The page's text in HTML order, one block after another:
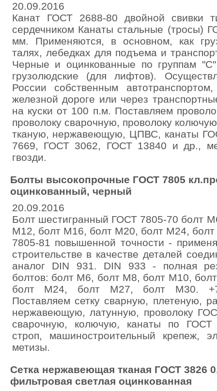
20.09.2016
Канат ГОСТ 2688-80 двойной свивки
сердечником Канаты стальные (тросы)
мм. Применяются, в основном, как
талях, лебедках для подъема и
Черные и оцинкованные по группам
грузолюдские (для лифтов).
России собственным
железной дороге или через
на куски от 100 п.м. Поставляем
проволоку сварочную, проволоку
тканую, нержавеющую, ЦПВС, канаты
7669, ГОСТ 3062, ГОСТ 13840 и др.,
гвозди.
Болты высокопрочные ГОСТ 7805
оцинкованный, черный
20.09.2016
Болт шестигранный ГОСТ 7805-70 болт
М12, болт М16, болт М20, болт М24,
7805-81 повышенной точности -
строительстве в качестве деталей
аналог DIN 931. DIN 933 - полная
болтов: болт М6, болт М8, болт М10,
болт М24, болт М27, болт М30.
Поставляем сетку сварную, плетеную,
нержавеющую, латунную, проволоку
сварочную, колючую, канаты по ГОСТ
строп, машиностроительный крепеж,
метизы.
Сетка нержавеющая тканая ГОСТ 3826
фильтровая светлая оцинкованная